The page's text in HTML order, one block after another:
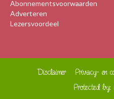
Abonnementsvoorwaarden
Adverteren
Lezersvoordeel
Disclaimer Privacy- en
Protected by: